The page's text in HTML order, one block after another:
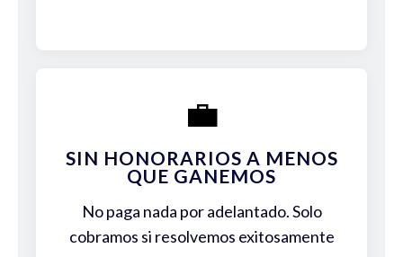
💼
SIN HONORARIOS A MENOS
QUE GANEMOS
No paga nada por adelantado. Solo
cobramos si resolvemos exitosamente